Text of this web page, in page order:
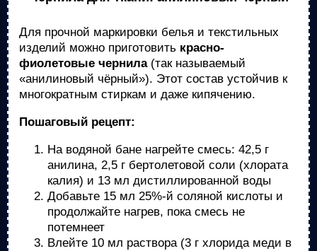
Для прочной маркировки белья и текстильных
изделий можно приготовить красно-
фиолетовые чернила(так называемый
«анилиновый чёрный»). Этот состав устойчив к
многократным стиркам и даже кипячению.
Пошаговый рецепт:
На водяной бане нагрейте смесь: 42,5 г
анилина, 2,5 г бертолетовой соли (хлората
калия) и 13 мл дистиллированной воды
Добавьте 15 мл 25%-й соляной кислоты и
продолжайте нагрев, пока смесь не
потемнеет
Влейте 10 мл раствора (3 г хлорида меди в